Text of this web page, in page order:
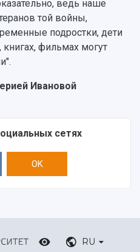
ведь наше
той войны,
подростки, дети
книгах, фильмах могут
Ивановой
сетях
OK
RU